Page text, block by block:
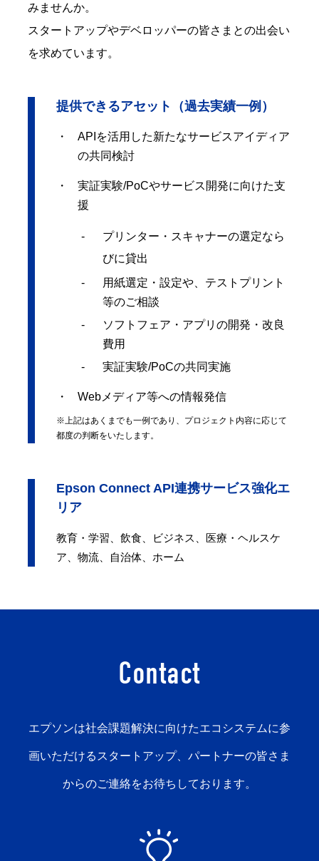
みませんか。
スタートアップやデベロッパーの皆さまとの出会い
を求めています。
提供できるアセット（過去実績一例）
APIを活用した新たなサービスアイディア
の共同検討
実証実験/PoCやサービス開発に向けた支
援
プリンター・スキャナーの選定なら
びに貸出
用紙選定・設定や、テストプリント
等のご相談
ソフトフェア・アプリの開発・改良
費用
実証実験/PoCの共同実施
Webメディア等への情報発信
※上記はあくまでも一例であり、プロジェクト内容に応じて
都度の判断をいたします。
Epson Connect API連携サービス強化エ
リア
教育・学習、飲食、ビジネス、医療・ヘルスケ
ア、物流、自治体、ホーム
Contact
エプソンは社会課題解決に向けたエコシステムに参
画いただけるスタートアップ、パートナーの皆さま
からのご連絡をお待ちしております。